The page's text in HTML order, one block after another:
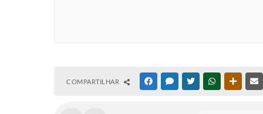
COMPARTILHAR FACEBOOKMESSENGER
TWITTERWHATSAPP